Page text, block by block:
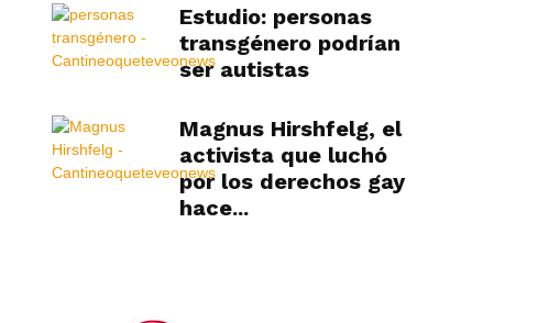
Estudio: personas
transgénero podrían
ser autistas
Magnus Hirshfelg, el
activista que luchó
por los derechos gay
hace...